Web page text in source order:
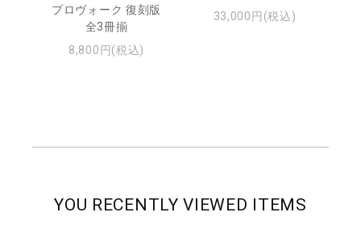
プロヴォーク 復刻版
全3冊揃
8,800円(税込)
33,000円(税込)
YOU RECENTLY VIEWED ITEMS